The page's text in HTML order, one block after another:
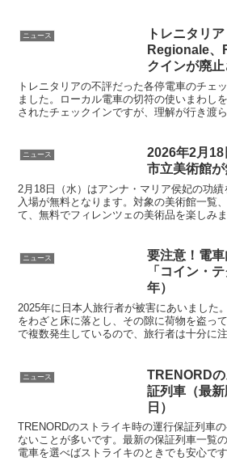
ニュース
トレニタリ
Regionale、
クインが廃止
トレニタリアの不評だった各停電車のチェ
ました。ローカル電車の切符の使いまわし
されたチェックインですが、理解が行き渡
ニュース
2026年2月
市立美術館
2月18日（水）はアンナ・マリア侯妃の功
入場が無料となります。対象の美術館一覧
て、無料でフィレンツェの美術品を楽しみ
ニュース
要注意！電
「コイン・
年）
2025年に日本人旅行者が被害にあいました
をわざと床に落とし、その隙に荷物を盗っ
で複数発生しているので、旅行者は十分に
ニュース
TRENORD
証列車（最
日）
TRENORDのストライキ時の運行保証列車
ないことが多いです。最新の保証列車一覧
電車を選べばストライキのときでも安心です